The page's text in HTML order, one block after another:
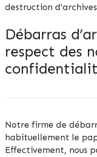
destruction
Débarras
respect des
Notre firme de
habituellement le
Effectivement, nous